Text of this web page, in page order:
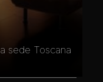
sede Toscana